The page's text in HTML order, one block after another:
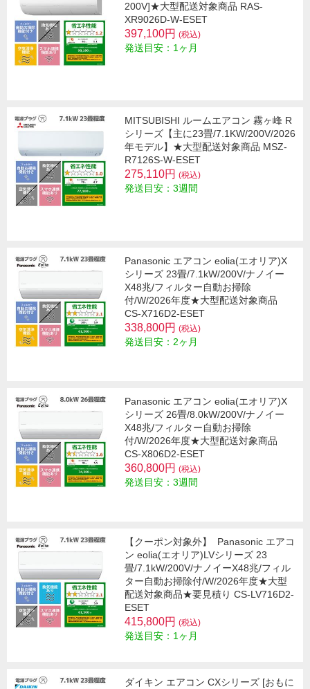
200V]★大型配送対象商品 RAS-
XR9026D-W-ESET
397,100円 (税込)
発送目安：1ヶ月
MITSUBISHI ルームエアコン 霧ヶ峰 R
シリーズ【主に23畳/7.1KW/200V/2026
年モデル】★大型配送対象商品 MSZ-
R7126S-W-ESET
275,110円 (税込)
発送目安：3週間
Panasonic エアコン eolia(エオリア)X
シリーズ 23畳/7.1kW/200V/ナノイー
X48兆/フィルター自動お掃除
付/W/2026年度★大型配送対象商品
CS-X716D2-ESET
338,800円 (税込)
発送目安：2ヶ月
Panasonic エアコン eolia(エオリア)X
シリーズ 26畳/8.0kW/200V/ナノイー
X48兆/フィルター自動お掃除
付/W/2026年度★大型配送対象商品
CS-X806D2-ESET
360,800円 (税込)
発送目安：3週間
【クーポン対象外】
Panasonic エアコ
ン eolia(エオリア)LVシリーズ 23
畳/7.1kW/200V/ナノイーX48兆/フィル
ター自動お掃除付/W/2026年度★大型
配送対象商品★要見積り CS-LV716D2-
ESET
415,800円 (税込)
発送目安：1ヶ月
ダイキン エアコン CXシリーズ [おもに